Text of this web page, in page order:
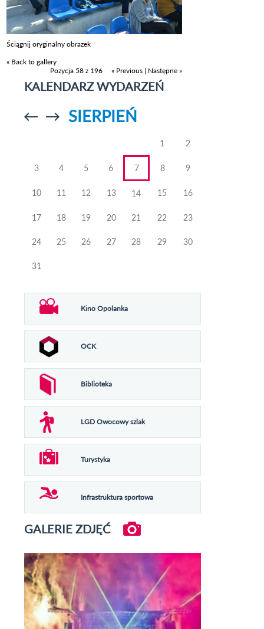
Ściągnij oryginalny obrazek
« Back to gallery
Pozycja 58 z 196
« Previous | Następne »
KALENDARZ WYDARZEŃ
Przejdź doPrzejdź do
SIERPIEŃ
1 2
3 4 5 6 7 8 9
10 11 12 13 14 15 16
17 18 19 20 21 22 23
24 25 26 27 28 29 30
31
Kino Opolanka
OCK
Biblioteka
LGD Owocowy szlak
Turystyka
Infrastruktura sportowa
GALERIE ZDJĘĆ